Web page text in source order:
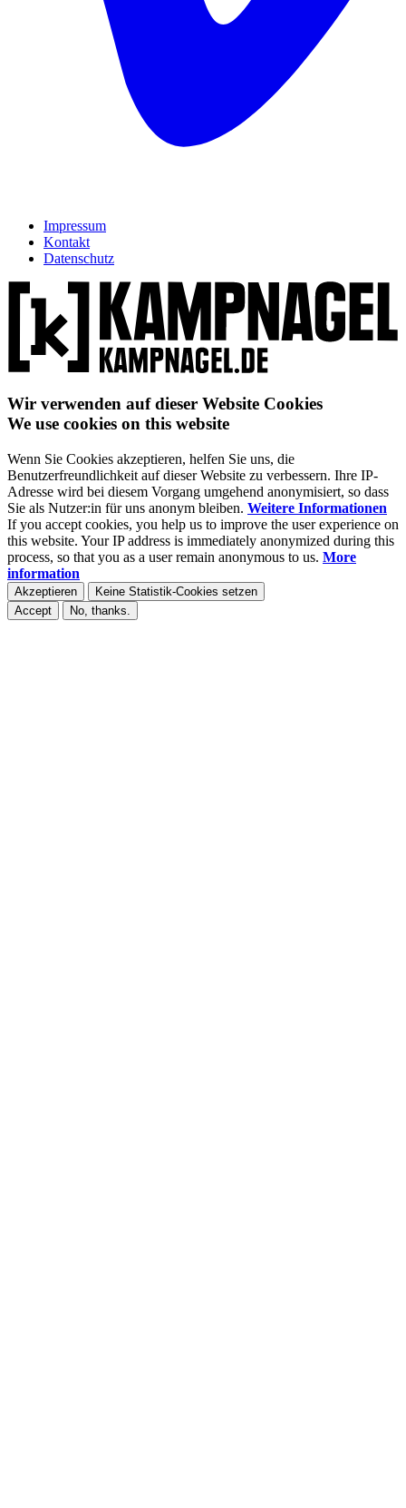
Impressum
Kontakt
Datenschutz
Wir verwenden auf dieser Website Cookies
We use cookies on this website
Wenn Sie Cookies akzeptieren, helfen Sie uns, die
Benutzerfreundlichkeit auf dieser Website zu verbessern. Ihre IP-
Adresse wird bei diesem Vorgang umgehend anonymisiert, so dass
Sie als Nutzer:in für uns anonym bleiben. Weitere Informationen
If you accept cookies, you help us to improve the user experience on
this website. Your IP address is immediately anonymized during this
process, so that you as a user remain anonymous to us. More
information